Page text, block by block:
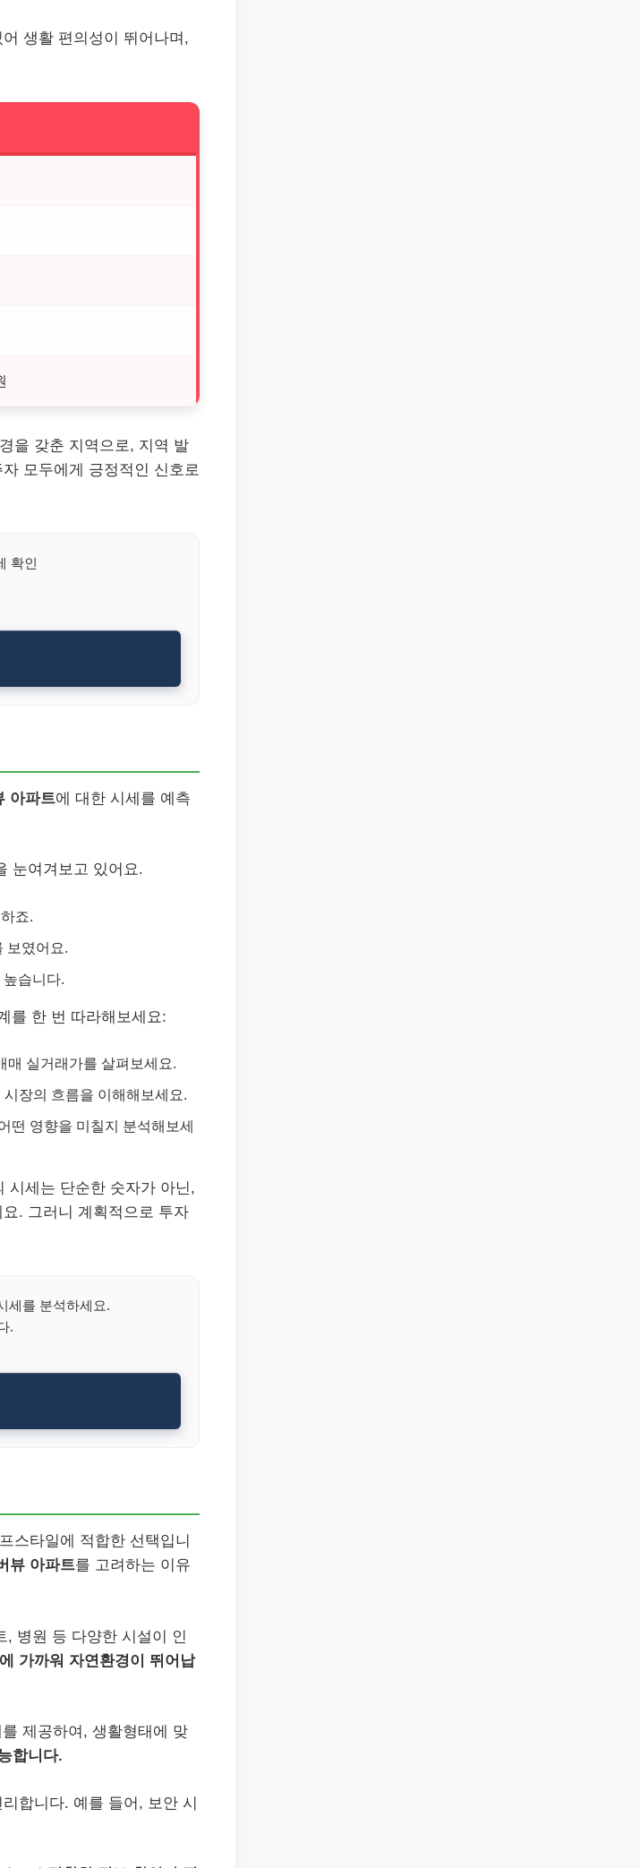
생활 편의성이 뛰어나며,
을 갖춘 지역으로, 지역 발
모두에게 긍정적인 신호로
확인
아파트에 대한 시세를 예측
눈여겨보고 있어요.
죠.
였어요.
습니다.
를 한 번 따라해보세요:
매 실거래가를 살펴보세요.
장의 흐름을 이해해보세요.
떤 영향을 미칠지 분석해보세
시세는 단순한 숫자가 아닌,
. 그러니 계획적으로 투자
세를 분석하세요.
.
스타일에 적합한 선택입니
뷰 아파트를 고려하는 이유
병원 등 다양한 시설이 인
가까워 자연환경이 뛰어납
제공하여, 생활형태에 맞
합니다.
합니다. 예를 들어, 보안 시